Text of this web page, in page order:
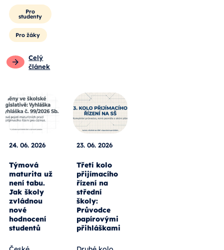
Pro
studenty
Pro žáky
Celý
článek
24. 06. 2026
Týmová
maturita už
není tabu.
Jak školy
zvládnou
nové
hodnocení
studentů
23. 06. 2026
Třetí kolo
přijímacího
řízení na
střední
školy:
Průvodce
papírovými
přihláškami